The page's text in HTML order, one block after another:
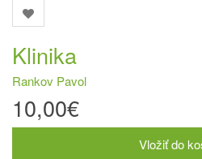
Klinika
Rankov Pavol
10,00€
Vložiť do